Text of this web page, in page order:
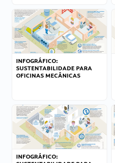
INFOGRÁFICO:
SUSTENTABILIDADE PARA
OFICINAS MECÂNICAS
INFOGRÁFICO: